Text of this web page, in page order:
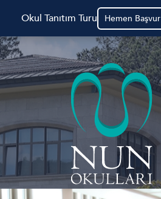
Okul Tanıtım Turu Hemen Başvur